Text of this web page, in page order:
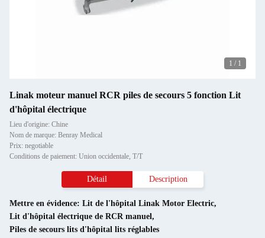
1 / 1
Linak moteur manuel RCR piles de secours 5 fonction Lit
d'hôpital électrique
Lieu d'origine: Chine
Nom de marque: Benray Medical
Prix: negotiable
Conditions de paiement: Union occidentale, T/T
Détail Description
Mettre en évidence: Lit de l'hôpital Linak Motor Electric,
Lit d'hôpital électrique de RCR manuel,
Piles de secours lits d'hôpital lits réglables